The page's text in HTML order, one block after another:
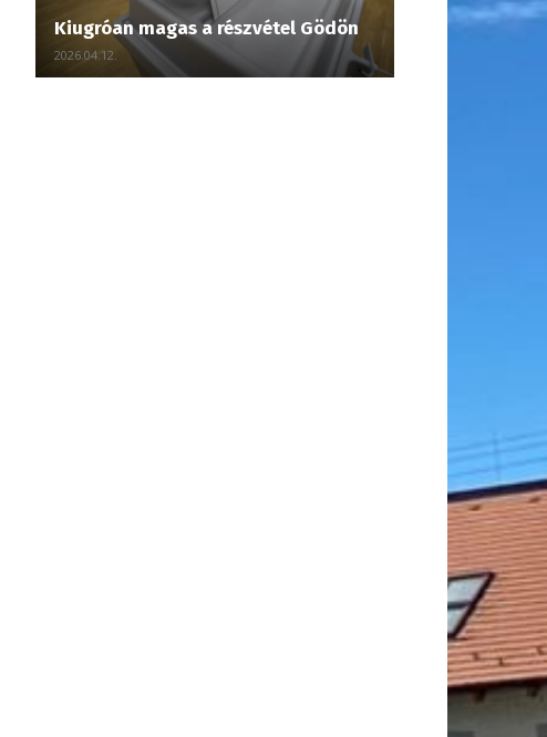
Kiugróan magas a részvétel Gödön
2026.04.12.